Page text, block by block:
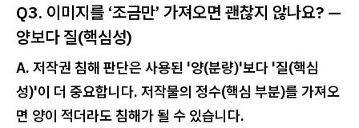
Q3. 이미지를 ‘조금만’ 가져오면 괜찮지 않나요? —
양보다 질(핵심성)
A. 저작권 침해 판단은 사용된 '양(분량)'보다 '질(핵심
성)'이 더 중요합니다. 저작물의 정수(핵심 부분)를 가져오
면 양이 적더라도 침해가 될 수 있습니다.